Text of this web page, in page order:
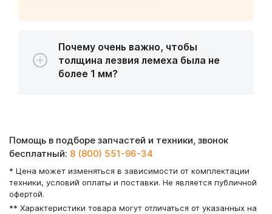
Почему очень важно, чтобы
толщина лезвия лемеха была не
более 1 мм?
Помощь в подборе запчастей и техники, звонок
бесплатный: 8 (800) 551-96-34
* Цена может изменяться в зависимости от комплектации
техники, условий оплаты и поставки. Не является публичной
офертой.
** Характеристики товара могут отличаться от указанных на